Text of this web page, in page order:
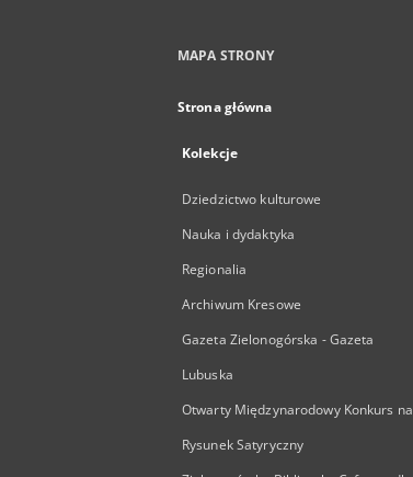
MAPA STRONY
Strona główna
Kolekcje
Dziedzictwo kulturowe
Nauka i dydaktyka
Regionalia
Archiwum Kresowe
Gazeta Zielonogórska - Gazeta
Lubuska
Otwarty Międzynarodowy Konkurs na
Rysunek Satyryczny